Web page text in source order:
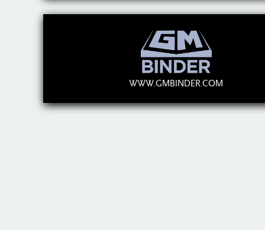
WWW.GMBINDER.COM